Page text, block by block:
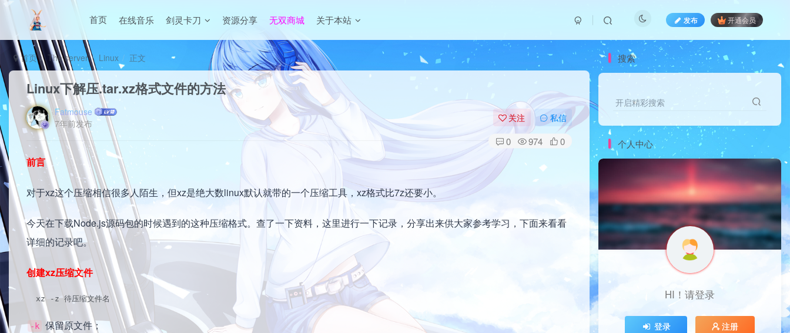
首页 在线音乐 剑灵卡刀 资源分享 无双商城 关于本站 发布 开通会员
首页 The server Linux 正文
Linux下解压.tar.xz格式文件的方法
Fatmouse
7年前发布
关注 私信
0 974 0
前言
对于xz这个压缩相信很多人陌生，但xz是绝大数linux默认就带的一个压缩工具，xz格式比7z还要小。
今天在下载Node.js源码包的时候遇到的这种压缩格式。查了一下资料，这里进行一下记录，分享出来供大家参考学习，下面来看看
详细的记录吧。
创建xz压缩文件
  xz -z 待压缩文件名
-k 保留原文件；
搜索
开启精彩搜索
个人中心
HI！请登录
登录 注册